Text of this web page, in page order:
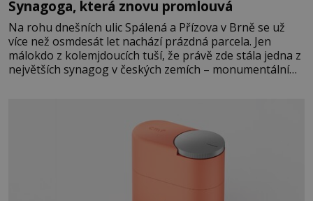
Synagoga, která znovu promlouvá
Na rohu dnešních ulic Spálená a Přízova v Brně se už
více než osmdesát let nachází prázdná parcela. Jen
málokdo z kolemjdoucích tuší, že právě zde stála jedna z
největších synagog v českých zemích – monumentální